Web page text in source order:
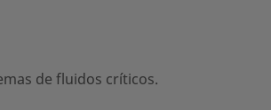
de fluidos críticos.